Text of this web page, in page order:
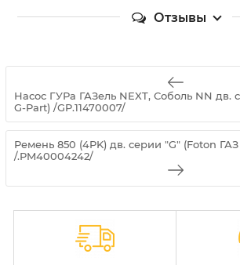
Отзывы
Насос ГУРа ГАЗель NEXT, Соболь NN дв.
G-Part) /GP.11470007/
Ремень 850 (4PK) дв. серии "G" (Foton
/.PM40004242/